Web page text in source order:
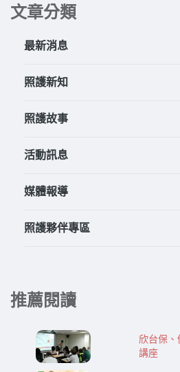
文章分類
最新消息
照護新知
照護故事
活動訊息
媒體報導
照護夥伴專區
推薦閱讀
欣台保
講座